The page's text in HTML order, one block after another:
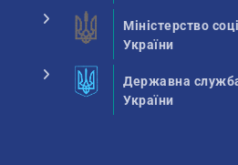
Міністерство
України
Державна служба
України